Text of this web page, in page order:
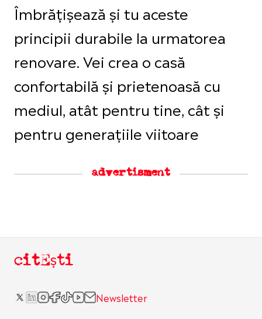
Îmbrățișează și tu aceste
principii durabile la urmatorea
renovare. Vei crea o casă
confortabilă și prietenoasă cu
mediul, atât pentru tine, cât și
pentru generațiile viitoare
advertisment
citEști
Newsletter